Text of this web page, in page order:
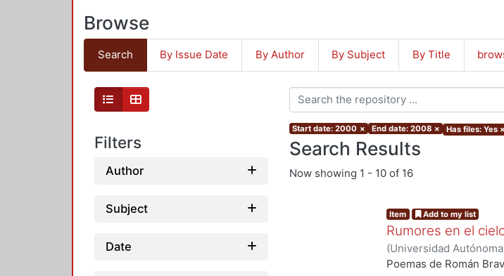
Browse
Search By Issue Date By Author By Subject By Title
Filters
Author
Subject
Date
Start date: 2000 × End date: 2008 × Has files: Yes ×
Search Results
Now showing 1 - 10 of 16
Item Add to my list
Rumores en el
(Universidad
Sociales y
Poemas de Román